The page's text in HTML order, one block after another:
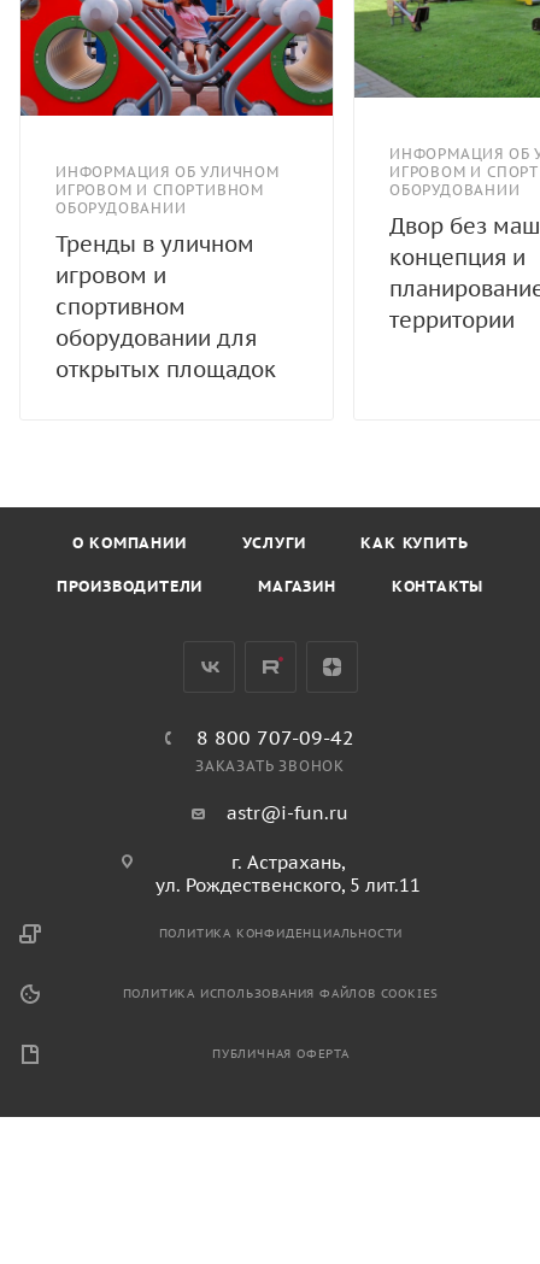
ИНФОРМАЦИЯ ОБ УЛИЧНОМ
ИГРОВОМ И СПОРТИВНОМ
ОБОРУДОВАНИИ
Тренды в уличном
игровом и
спортивном
оборудовании для
открытых площадок
ИНФОРМАЦИЯ ОБ
ИГРОВОМ И
ОБОРУДОВАНИИ
Двор без
концепция и
территории
О КОМПАНИИ УСЛУГИ КАК КУПИТЬ
ПРОИЗВОДИТЕЛИ МАГАЗИН КОНТАКТЫ
8 800 707-09-42
ЗАКАЗАТЬ ЗВОНОК
astr@i-fun.ru
г. Астрахань,
ул. Рождественского, 5 лит.11
ПОЛИТИКА КОНФИДЕНЦИАЛЬНОСТИ
ПОЛИТИКА ИСПОЛЬЗОВАНИЯ ФАЙЛОВ COOKIES
ПУБЛИЧНАЯ ОФЕРТА